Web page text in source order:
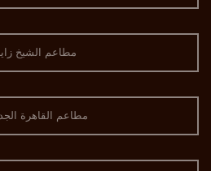
مطاعم الشيخ
مطاعم القاهرة